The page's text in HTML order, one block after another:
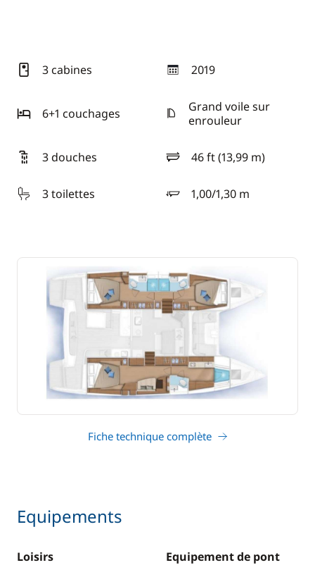
3 cabines 2019
année
6+1 couchages
Grand voile sur
enrouleur
3 douches 46 ft (13,99 m)
longueur
3 toilettes
1,00/1,30 m
tirant d'eau
Fiche technique complète
Equipements
Loisirs
Equipement de pont